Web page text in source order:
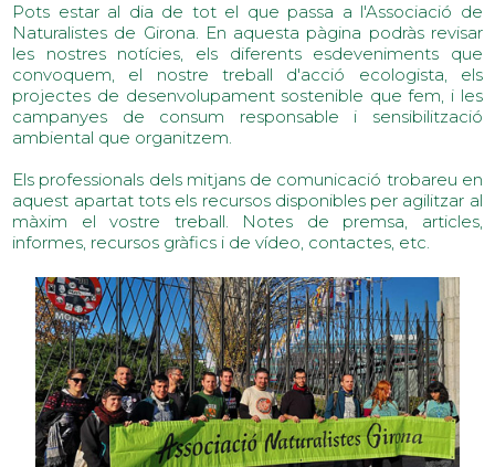
Pots estar al dia de tot el que passa a l'Associació de
Naturalistes de Girona. En aquesta pàgina podràs revisar
les nostres notícies, els diferents esdeveniments que
convoquem, el nostre treball d'acció ecologista, els
projectes de desenvolupament sostenible que fem, i les
campanyes de consum responsable i sensibilització
ambiental que organitzem.
Els professionals dels mitjans de comunicació trobareu en
aquest apartat tots els recursos disponibles per agilitzar al
màxim el vostre treball. Notes de premsa, articles,
informes, recursos gràfics i de vídeo, contactes, etc.